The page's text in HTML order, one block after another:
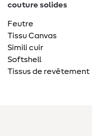
couture solides
Feutre
Tissu Canvas
Simili cuir
Softshell
Tissus de revêtement